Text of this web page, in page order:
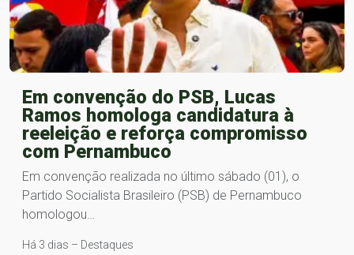
Em convenção do PSB, Lucas
Ramos homologa candidatura à
reeleição e reforça compromisso
com Pernambuco
Em convenção realizada no último sábado (01), o
Partido Socialista Brasileiro (PSB) de Pernambuco
homologou…
Há 3 dias – Destaques